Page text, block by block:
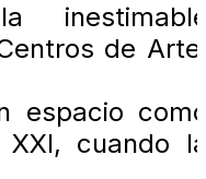
de
espacio
cuando